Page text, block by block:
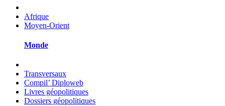
Afrique
Moyen-Orient
Monde
Transversaux
Compil’ Diploweb
Livres géopolitiques
Dossiers géopolitiques